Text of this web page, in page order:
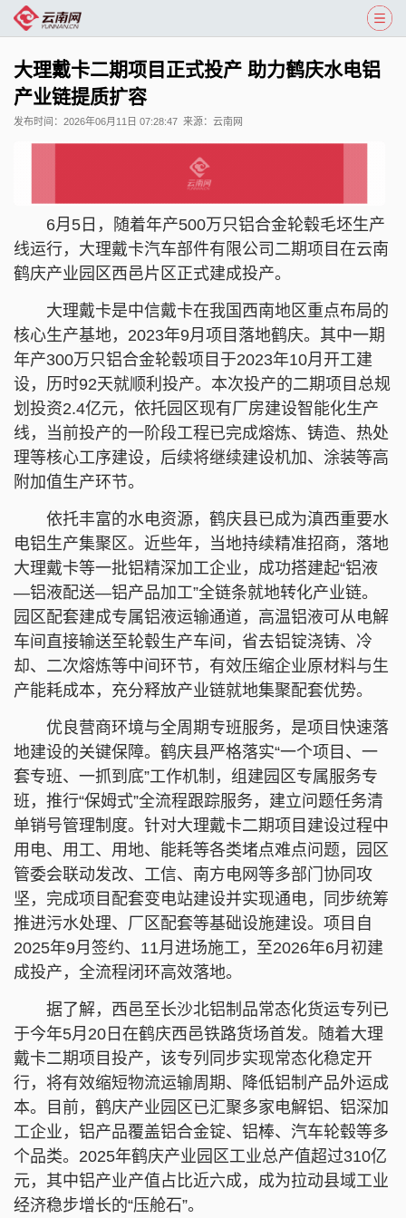
大理戴卡二期项目正式投产 助力鹤庆水电铝
产业链提质扩容
发布时间： 2026年06月11日 07:28:47 来源： 云南网
6月5日，随着年产500万只铝合金轮毂毛坯生产
线运行，大理戴卡汽车部件有限公司二期项目在云南
鹤庆产业园区西邑片区正式建成投产。
大理戴卡是中信戴卡在我国西南地区重点布局的
核心生产基地，2023年9月项目落地鹤庆。其中一期
年产300万只铝合金轮毂项目于2023年10月开工建
设，历时92天就顺利投产。本次投产的二期项目总规
划投资2.4亿元，依托园区现有厂房建设智能化生产
线，当前投产的一阶段工程已完成熔炼、铸造、热处
理等核心工序建设，后续将继续建设机加、涂装等高
附加值生产环节。
依托丰富的水电资源，鹤庆县已成为滇西重要水
电铝生产集聚区。近些年，当地持续精准招商，落地
大理戴卡等一批铝精深加工企业，成功搭建起“铝液
—铝液配送—铝产品加工”全链条就地转化产业链。
园区配套建成专属铝液运输通道，高温铝液可从电解
车间直接输送至轮毂生产车间，省去铝锭浇铸、冷
却、二次熔炼等中间环节，有效压缩企业原材料与生
产能耗成本，充分释放产业链就地集聚配套优势。
优良营商环境与全周期专班服务，是项目快速落
地建设的关键保障。鹤庆县严格落实“一个项目、一
套专班、一抓到底”工作机制，组建园区专属服务专
班，推行“保姆式”全流程跟踪服务，建立问题任务清
单销号管理制度。针对大理戴卡二期项目建设过程中
用电、用工、用地、能耗等各类堵点难点问题，园区
管委会联动发改、工信、南方电网等多部门协同攻
坚，完成项目配套变电站建设并实现通电，同步统筹
推进污水处理、厂区配套等基础设施建设。项目自
2025年9月签约、11月进场施工，至2026年6月初建
成投产，全流程闭环高效落地。
据了解，西邑至长沙北铝制品常态化货运专列已
于今年5月20日在鹤庆西邑铁路货场首发。随着大理
戴卡二期项目投产，该专列同步实现常态化稳定开
行，将有效缩短物流运输周期、降低铝制产品外运成
本。目前，鹤庆产业园区已汇聚多家电解铝、铝深加
工企业，铝产品覆盖铝合金锭、铝棒、汽车轮毂等多
个品类。2025年鹤庆产业园区工业总产值超过310亿
元，其中铝产业产值占比近六成，成为拉动县域工业
经济稳步增长的“压舱石”。